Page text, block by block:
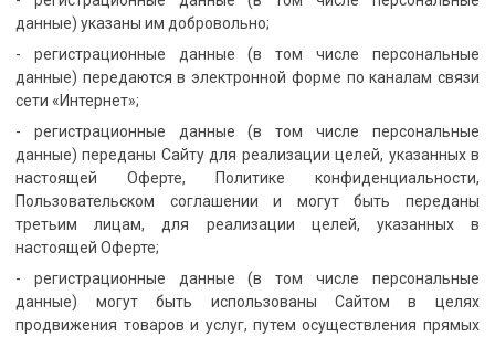
данные) указаны им добровольно;
- регистрационные данные (в том числе персональные
данные) передаются в электронной форме по каналам связи
сети «Интернет»;
- регистрационные данные (в том числе персональные
данные) переданы Сайту для реализации целей, указанных в
настоящей Оферте, Политике конфиденциальности,
Пользовательском соглашении и могут быть переданы
третьим лицам, для реализации целей, указанных в
настоящей Оферте;
- регистрационные данные (в том числе персональные
данные) могут быть использованы Сайтом в целях
продвижения товаров и услуг, путем осуществления прямых